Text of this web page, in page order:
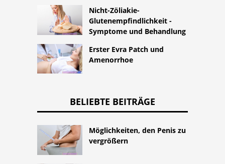
Nicht-Zöliakie-
Glutenempfindlichkeit -
Symptome und Behandlung
Erster Evra Patch und
Amenorrhoe
BELIEBTE BEITRÄGE
Möglichkeiten, den Penis zu
vergrößern